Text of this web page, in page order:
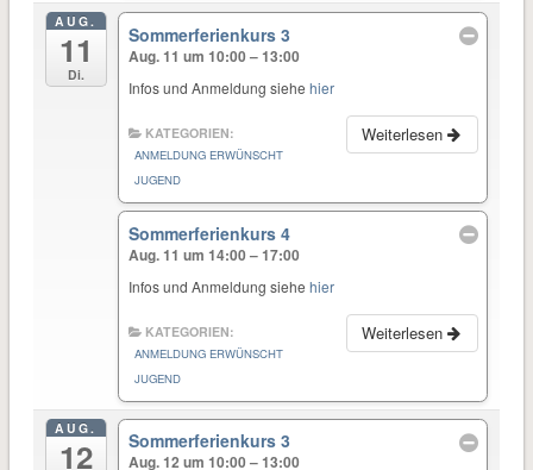
AUG.
11
Di.
Sommerferienkurs 3
Aug. 11 um 10:00 – 13:00
Infos und Anmeldung siehehier
Weiterlesen
KATEGORIEN:
ANMELDUNG ERWÜNSCHT
JUGEND
Sommerferienkurs 4
Aug. 11 um 14:00 – 17:00
Infos und Anmeldung siehehier
Weiterlesen
KATEGORIEN:
ANMELDUNG ERWÜNSCHT
JUGEND
AUG.
12 Sommerferienkurs 3
Aug. 12 um 10:00 – 13:00